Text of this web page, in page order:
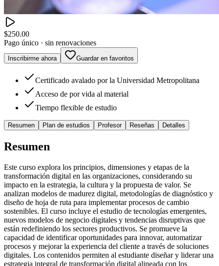
$250.00
Pago único · sin renovaciones
Inscribirme ahora Guardar en favoritos
Certificado avalado por la Universidad Metropolitana
Acceso de por vida al material
Tiempo flexible de estudio
Resumen Plan de estudios Profesor Reseñas Detalles
Resumen
Este curso explora los principios, dimensiones y etapas de la
transformación digital en las organizaciones, considerando su
impacto en la estrategia, la cultura y la propuesta de valor. Se
analizan modelos de madurez digital, metodologías de diagnóstico y
diseño de hoja de ruta para implementar procesos de cambio
sostenibles. El curso incluye el estudio de tecnologías emergentes,
nuevos modelos de negocio digitales y tendencias disruptivas que
están redefiniendo los sectores productivos. Se promueve la
capacidad de identificar oportunidades para innovar, automatizar
procesos y mejorar la experiencia del cliente a través de soluciones
digitales. Los contenidos permiten al estudiante diseñar y liderar una
estrategia integral de transformación digital alineada con los